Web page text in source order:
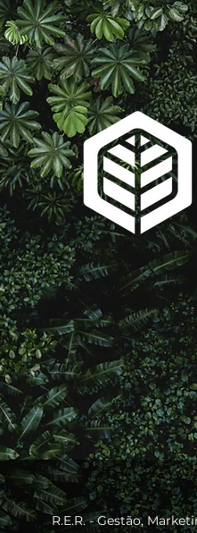
R.E.R. - Gestão,